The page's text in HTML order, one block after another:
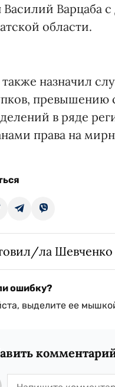
Василий Варцаба
области.
также назначил
в ряде
права на
ла
ошибку?
выделите ее